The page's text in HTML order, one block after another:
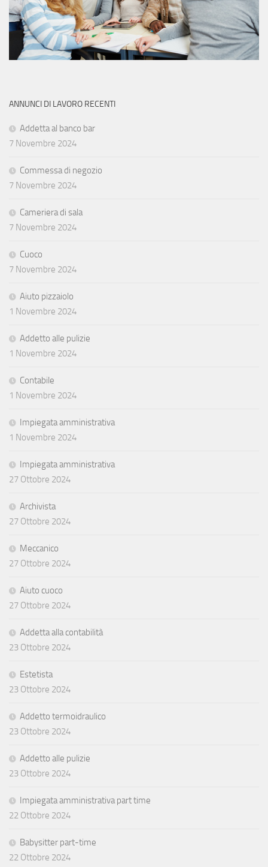
ANNUNCI DI LAVORO RECENTI
Addetta al banco bar
7 Novembre 2024
Commessa di negozio
7 Novembre 2024
Cameriera di sala
7 Novembre 2024
Cuoco
7 Novembre 2024
Aiuto pizzaiolo
1 Novembre 2024
Addetto alle pulizie
1 Novembre 2024
Contabile
1 Novembre 2024
Impiegata amministrativa
1 Novembre 2024
Impiegata amministrativa
27 Ottobre 2024
Archivista
27 Ottobre 2024
Meccanico
27 Ottobre 2024
Aiuto cuoco
27 Ottobre 2024
Addetta alla contabilità
23 Ottobre 2024
Estetista
23 Ottobre 2024
Addetto termoidraulico
23 Ottobre 2024
Addetto alle pulizie
23 Ottobre 2024
Impiegata amministrativa part time
22 Ottobre 2024
Babysitter part-time
22 Ottobre 2024